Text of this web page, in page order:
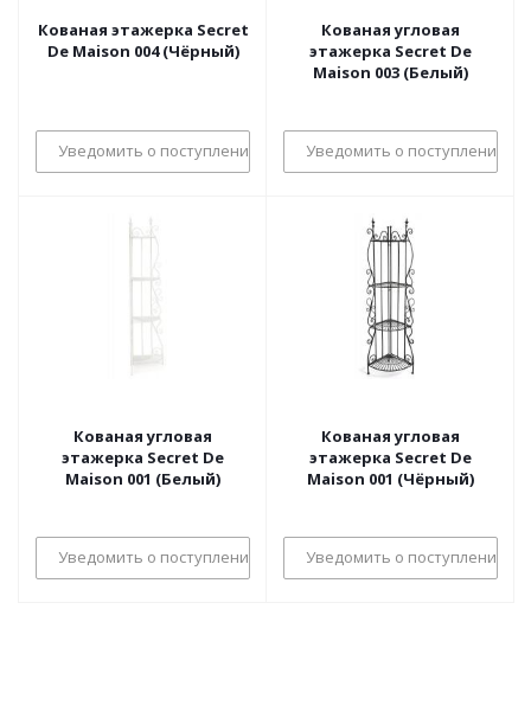
Кованая этажерка Secret
De Maison 004 (Чёрный)
Уведомить о поступлении
Кованая угловая
этажерка Secret De
Maison 003 (Белый)
Уведомить о поступлении
Кованая угловая
этажерка Secret De
Maison 001 (Белый)
Уведомить о поступлении
Кованая угловая
этажерка Secret De
Maison 001 (Чёрный)
Уведомить о поступлении